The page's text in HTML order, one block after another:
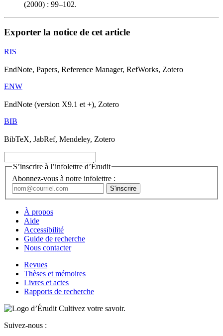
(2000) : 99–102.
Exporter la notice de cet article
RIS
EndNote, Papers, Reference Manager, RefWorks, Zotero
ENW
EndNote (version X9.1 et +), Zotero
BIB
BibTeX, JabRef, Mendeley, Zotero
S’inscrire à l’infolettre d’Érudit
Abonnez-vous à notre infolettre :
À propos
Aide
Accessibilité
Guide de recherche
Nous contacter
Revues
Thèses et mémoires
Livres et actes
Rapports de recherche
Cultivez votre savoir.
Suivez-nous :